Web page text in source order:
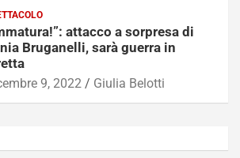
attacco a sorpresa di
Bruganelli, sarà guerra in
9, 2022 Giulia Belotti